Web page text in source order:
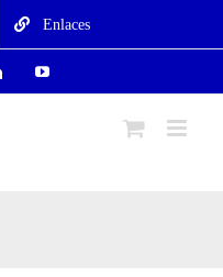
Enlaces
LinkedInYouTube